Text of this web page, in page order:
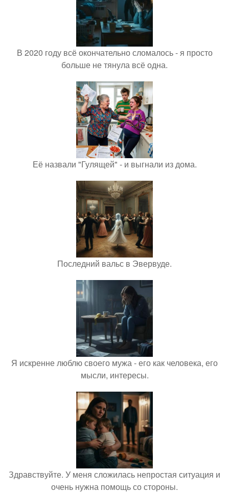
В 2020 году всё окончательно сломалось - я просто
больше не тянула всё одна.
Её назвали "Гулящей" - и выгнали из дома.
Последний вальс в Эвервуде.
Я искренне люблю своего мужа - его как человека, его
мысли, интересы.
Здравствуйте. У меня сложилась непростая ситуация и
очень нужна помощь со стороны.